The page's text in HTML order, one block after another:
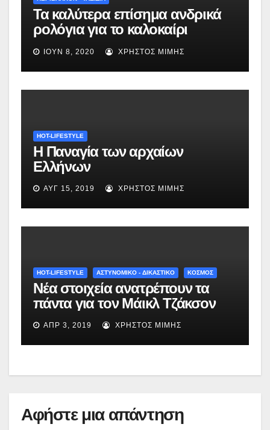
Τα καλύτερα επίσημα ανδρικά
ρολόγια για το καλοκαίρι
(εικόνες)
ΙΟΎΝ 8, 2020 ΧΡΉΣΤΟΣ ΜΊΜΗΣ
HOT-LIFESTYLE
Η Παναγία των αρχαίων
Ελλήνων
ΑΥΓ 15, 2019 ΧΡΉΣΤΟΣ ΜΊΜΗΣ
HOT-LIFESTYLE ΑΣΤΥΝΟΜΙΚΟ - ΔΙΚΑΣΤΙΚΟ ΚΟΣΜΟΣ
Νέα στοιχεία ανατρέπουν τα
πάντα για τον Μάικλ Τζάκσον
ΑΠΡ 3, 2019 ΧΡΉΣΤΟΣ ΜΊΜΗΣ
Αφήστε μια απάντηση